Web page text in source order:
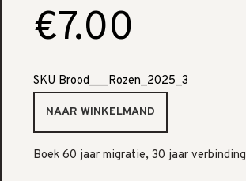
€7.00
SKU Brood___Rozen_2025_3
Boek 60 jaar migratie, 30 jaar verbinding